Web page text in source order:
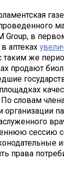
Group, в
аптеках
таким же
продают
По словам
организации
сессию
права